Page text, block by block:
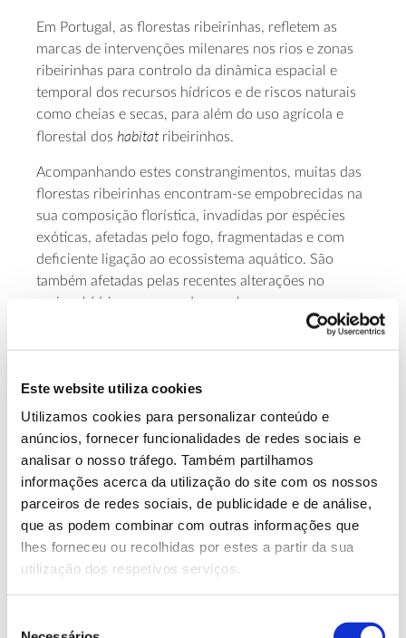
Este website utiliza cookies
Utilizamos cookies para personalizar conteúdo e
anúncios, fornecer funcionalidades de redes sociais e
analisar o nosso tráfego. Também partilhamos
informações acerca da utilização do site com os nossos
parceiros de redes sociais, de publicidade e de análise,
que as podem combinar com outras informações que
lhes forneceu ou recolhidas por estes a partir da sua
utilização dos respetivos serviços.
Em Portugal, as florestas ribeirinhas, refletem as
marcas de intervenções milenares nos rios e zonas
ribeirinhas para controlo da dinâmica espacial e
temporal dos recursos hídricos e de riscos naturais
como cheias e secas, para além do uso agrícola e
florestal dos habitatribeirinhos.
Acompanhando estes constrangimentos, muitas das
florestas ribeirinhas encontram-se empobrecidas na
sua composição florística, invadidas por espécies
exóticas, afetadas pelo fogo, fragmentadas e com
deficiente ligação ao ecossistema aquático. São
também afetadas pelas recentes alterações no
regime hídrico, provocadas por barragens,
linearizações, aprofundamentos e outras alterações
estando dependentes do regime hidrológico, são
particularmente vulneráveis às alterações climáticas,
que se traduzem em dificuldades na regeneração e
sucessão das várias unidades de vegetação que a
constituem.
Assim, urge conhecer (e dar a conhecer!) estas
florestas para as preservar e gerir de forma a
conservar as suas numerosas funções e serviços.